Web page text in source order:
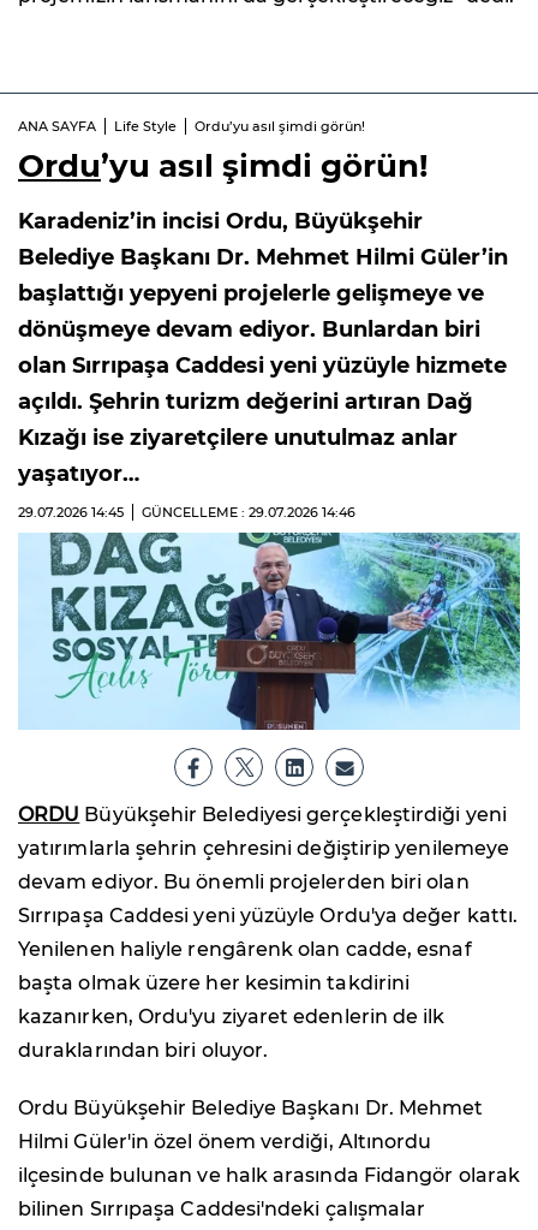
ANA SAYFA Life Style Ordu’yu asıl şimdi görün!
Ordu’yu asıl şimdi görün!
Karadeniz’in incisi Ordu, Büyükşehir
Belediye Başkanı Dr. Mehmet Hilmi Güler’in
başlattığı yepyeni projelerle gelişmeye ve
dönüşmeye devam ediyor. Bunlardan biri
olan Sırrıpaşa Caddesi yeni yüzüyle hizmete
açıldı. Şehrin turizm değerini artıran Dağ
Kızağı ise ziyaretçilere unutulmaz anlar
yaşatıyor…
29.07.2026 14:45 GÜNCELLEME : 29.07.2026 14:46
ORDU Büyükşehir Belediyesi gerçekleştirdiği yeni
yatırımlarla şehrin çehresini değiştirip yenilemeye
devam ediyor. Bu önemli projelerden biri olan
Sırrıpaşa Caddesi yeni yüzüyle Ordu'ya değer kattı.
Yenilenen haliyle rengârenk olan cadde, esnaf
başta olmak üzere her kesimin takdirini
kazanırken, Ordu'yu ziyaret edenlerin de ilk
duraklarından biri oluyor.
Ordu Büyükşehir Belediye Başkanı Dr. Mehmet
Hilmi Güler'in özel önem verdiği, Altınordu
ilçesinde bulunan ve halk arasında Fidangör olarak
bilinen Sırrıpaşa Caddesi'ndeki çalışmalar